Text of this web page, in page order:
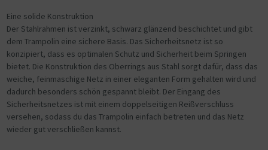
Eine solide Konstruktion
Der Stahlrahmen ist verzinkt, schwarz glänzend beschichtet und gibt
dem Trampolin eine sichere Basis. Das Sicherheitsnetz ist so
konzipiert, dass es optimalen Schutz und Sicherheit beim Springen
bietet. Die Konstruktion des Oberrings aus Stahl sorgt dafür, dass das
weiche, feinmaschige Netz in einer eleganten Form gehalten wird und
dadurch besonders schön gespannt bleibt. Der Eingang des
Sicherheitsnetzes ist mit einem doppelseitigen Reißverschluss
versehen, sodass du das Trampolin einfach betreten und das Netz
wieder gut verschließen kannst.